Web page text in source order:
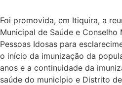
Foi promovida, em Itiquira, a
Municipal de Saúde e
Pessoas Idosas para
o início da imunização da
anos e a continuidade da
saúde do município e Distrito